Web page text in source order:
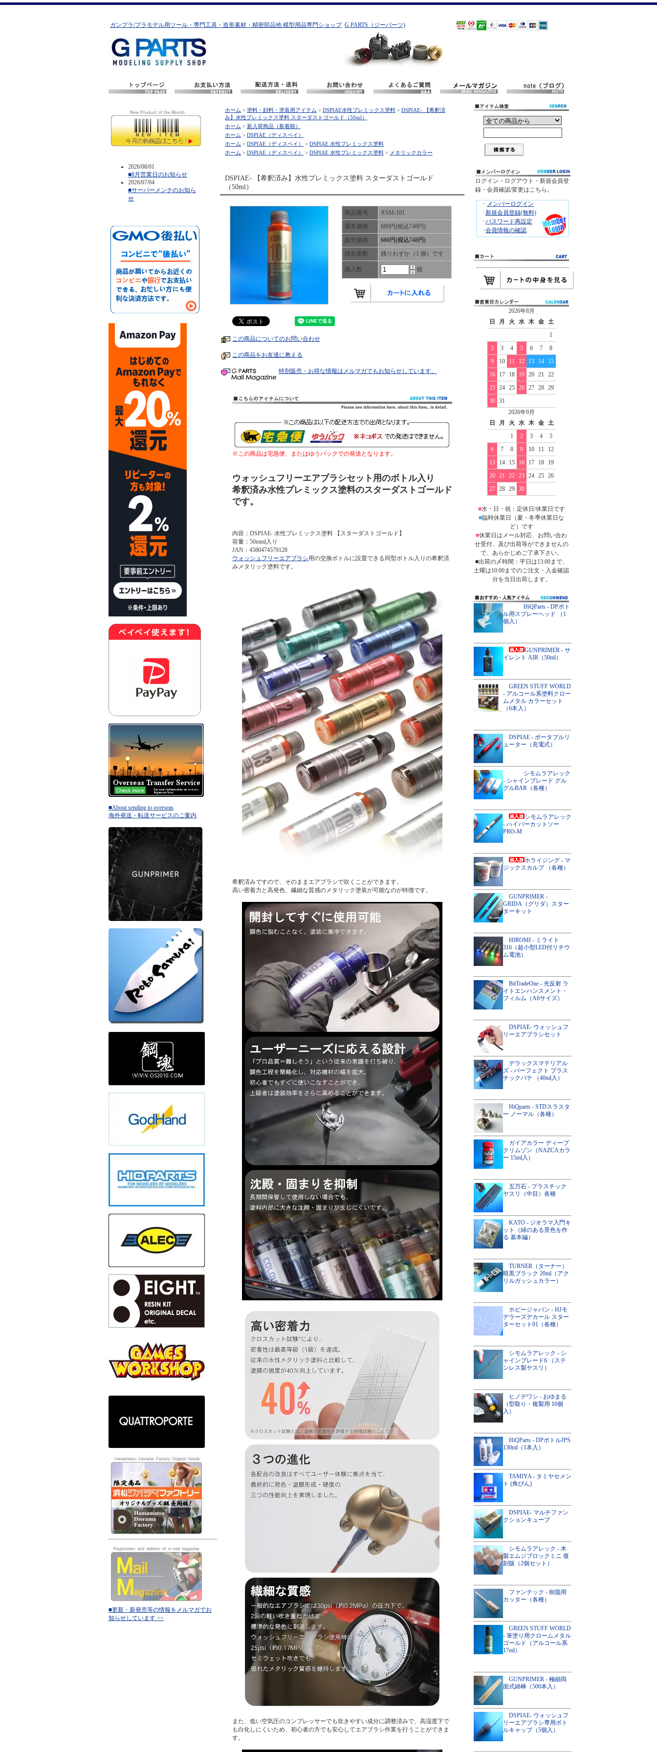
ガンプラ/プラモデル用ツール・専門工具・造形素材・精密部品他 模型用品専門ショップ G PARTS（ジーパーツ)
2026/08/01
■8月営業日のお知らせ
2026/07/04
■サーバーメンテのお知ら
せ
■About sending to overseas
海外発送・転送サービスのご案内
■更新・新発売等の情報をメルマガでお
知らせしています >>
ホーム > 塗料・顔料・塗装用アイテム > DSPIAE水性プレミックス塗料 > DSPIAE- 【希釈済
み】水性プレミックス塗料 スターダストゴールド（50ml）
ホーム > 新入荷商品（新着順）
ホーム > DSPIAE（ディスペイ）
ホーム > DSPIAE（ディスペイ） > DSPIAE 水性プレミックス塗料
ホーム > DSPIAE（ディスペイ） > DSPIAE 水性プレミックス塗料 > メタリックカラー
DSPIAE- 【希釈済み】水性プレミックス塗料 スターダストゴールド
（50ml）
商品番号
XSM-101
通常価格
680円(税込748円)
販売価格
680円(税込748円)
残在庫数
残りわずか（1 個）です
購入数 個
この商品についてのお問い合わせ
この商品をお友達に教える
特別販売・お得な情報はメルマガでもお知らせしています。
※この商品は宅急便、またはゆうパックでの発送となります。
ウォッシュフリーエアブラシセット用のボトル入り
希釈済み水性プレミックス塗料のスターダストゴールド
です。
内容：DSPIAE- 水性プレミックス塗料 【スターダストゴールド】
容量：50mml入り
JAN：4580474579128
ウォッシュフリーエアブラシ用の交換ボトルに設置できる同型ボトル入りの希釈済
みメタリック塗料です。
希釈済みですので、そのままエアブラシで吹くことができます。
高い密着力と高発色、繊細な質感のメタリック塗装が可能なのが特徴です。
また、低い空気圧のコンプレッサーでも吹きやすい成分に調整済みで、高湿度下で
も白化しにくいため、初心者の方でも安心してエアブラシ作業を行うことができま
す。
ログイン・ログアウト・新規会員登
録・会員確認/変更はこちら。
･ メンバーログイン
･新規会員登録(無料)
･パスワード再設定
･会員情報の確認
2026年8月
日
月 火 水 木 金
土
1
2
3 4 5 6 7
8
9
10 11 12 13 14
15
16
17 18 19 20 21
22
23
24 25 26 27 28
29
30
31
2026年9月
日
月 火 水 木 金
土
1
2 3 4
5
6
7 8 9 10 11
12
13
14 15 16 17 18
19
20
21 22 23 24 25
26
27
28 29 30
■水・日・祝：定休日/休業日です
■臨時休業日（夏・冬季休業日な
ど）です
■休業日はメール対応、お問い合わ
せ受付、及び出荷等ができませんの
で、あらかじめご了承下さい。
■出荷の〆時間：平日は13:00まで、
土曜は10:00までのご注文・入金確認
分を当日出荷します。
HiQParts - DPボト
ル用スプレーヘッド （1
個入）
GUNPRIMER - サ
イレント AIR（50ml）
GREEN STUFF WORLD
- アルコール系塗料クロー
ムメタル カラーセット
（6本入）
DSPIAE - ポータブルリ
ューター（充電式）
シモムラアレック
- シャインブレード グル
グルBAR（各種）
シモムラアレック
- ハイパーカットソー
PRO-M
ホライジング - マ
ジックスカルプ （各種）
GUNPRIMER -
GRIDA（グリダ）スター
ターキット
HIROMI - ミライト
316（超小型LED付リチウ
ム電池）
BitTradeOne - 光反射 ラ
イトエンハンスメント・
フィルム（A6サイズ）
DSPIAE- ウォッシュフ
リーエアブラシセット
デラックスマテリアル
ズ - パーフェクト プラス
チックパテ （40ml入）
HiQparts - STDスラスタ
ー ノーマル（各種）
ガイアカラー ディープ
クリムゾン（NAZCAカラ
ー 15ml入）
五万石 - プラスチック
ヤスリ（中目）各種
KATO - ジオラマ入門キ
ット（緑のある景色を作
る 基本編）
TURNER（ターナー）
暗黒ブラック 20ml（アク
リルガッシュカラー）
ホビージャパン - HJモ
デラーズデカール スター
ターセット01（各種）
シモムラアレック - シ
ャインブレード6 （ステ
ンレス製ヤスリ）
ヒノデワシ - おゆまる
（型取り・複製用 10個
入）
HiQParts - DPボトルJPS
130ml（1本入）
TAMIYA - タミヤセメン
ト (角びん)
DSPIAE- マルチファン
クションキューブ
シモムラアレック - 木
製エムジブロックミニ 復
刻版（2個セット）
ファンテック - 樹脂用
カッター（各種）
GREEN STUFF WORLD
- 筆塗り用クロームメタル
ゴールド（アルコール系
17ml）
GUNPRIMER - 極細両
面式綿棒（500本入）
DSPIAE- ウォッシュフ
リーエアブラシ専用ボト
ルキャップ（5個入）